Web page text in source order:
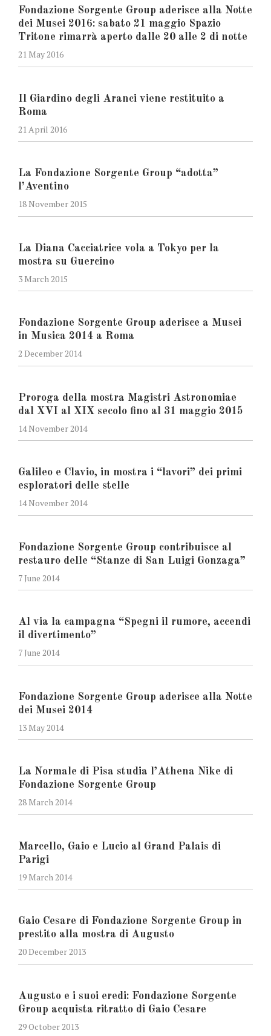
Fondazione Sorgente Group aderisce alla Notte
dei Musei 2016: sabato 21 maggio Spazio
Tritone rimarrà aperto dalle 20 alle 2 di notte
21 May 2016
Il Giardino degli Aranci viene restituito a
Roma
21 April 2016
La Fondazione Sorgente Group “adotta”
l’Aventino
18 November 2015
La Diana Cacciatrice vola a Tokyo per la
mostra su Guercino
3 March 2015
Fondazione Sorgente Group aderisce a Musei
in Musica 2014 a Roma
2 December 2014
Proroga della mostra Magistri Astronomiae
dal XVI al XIX secolo fino al 31 maggio 2015
14 November 2014
Galileo e Clavio, in mostra i “lavori” dei primi
esploratori delle stelle
14 November 2014
Fondazione Sorgente Group contribuisce al
restauro delle “Stanze di San Luigi Gonzaga”
7 June 2014
Al via la campagna “Spegni il rumore, accendi
il divertimento”
7 June 2014
Fondazione Sorgente Group aderisce alla Notte
dei Musei 2014
13 May 2014
La Normale di Pisa studia l’Athena Nike di
Fondazione Sorgente Group
28 March 2014
Marcello, Gaio e Lucio al Grand Palais di
Parigi
19 March 2014
Gaio Cesare di Fondazione Sorgente Group in
prestito alla mostra di Augusto
20 December 2013
Augusto e i suoi eredi: Fondazione Sorgente
Group acquista ritratto di Gaio Cesare
29 October 2013